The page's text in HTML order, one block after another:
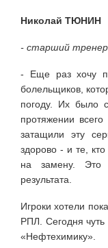
Николай ТЮНИН
- старший тренер
- Еще раз хочу
болельщиков,
погоду. Их было
протяжении
затащили эту
здорово - и те,
на замену. Это
результата.
Игроки хотели
РПЛ. Сегодня чуть
«Нефтехимику».